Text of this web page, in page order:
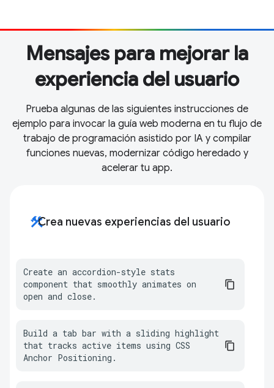
Mensajes para mejorar la
experiencia del usuario
Prueba algunas de las siguientes instrucciones de
ejemplo para invocar la guía web moderna en tu flujo de
trabajo de programación asistido por IA y compilar
funciones nuevas, modernizar código heredado y
acelerar tu app.
constructionCrea nuevas experiencias del usuario
Create an accordion-style stats
component that smoothly animates on
open and close.
Build a tab bar with a sliding highlight
that tracks active items using CSS
Anchor Positioning.